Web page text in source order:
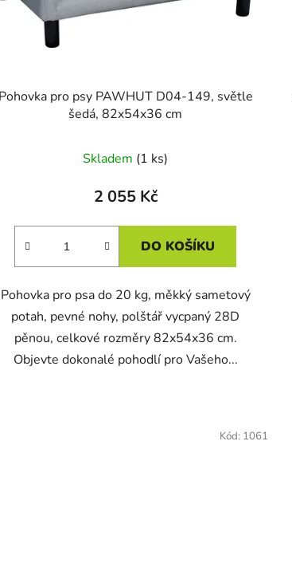
Pohovka pro psy PAWHUT D04-149, světle
šedá, 82x54x36 cm
Skladem (1 ks)
2 055 Kč
DO KOŠÍKU
Pohovka pro psa do 20 kg, měkký sametový
potah, pevné nohy, polštář vycpaný 28D
pěnou, celkové rozměry 82x54x36 cm.
Objevte dokonalé pohodlí pro Vašeho...
Kód: 1061